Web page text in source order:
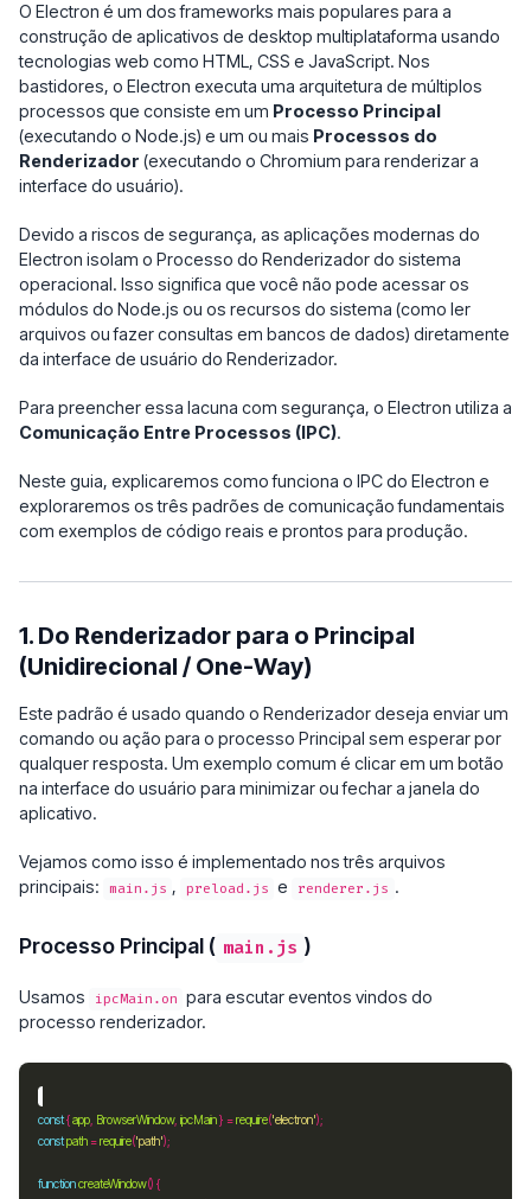
O Electron é um dos frameworks mais populares para a
construção de aplicativos de desktop multiplataforma usando
tecnologias web como HTML, CSS e JavaScript. Nos
bastidores, o Electron executa uma arquitetura de múltiplos
processos que consiste em um Processo Principal
(executando o Node.js) e um ou mais Processos do
Renderizador (executando o Chromium para renderizar a
interface do usuário).
Devido a riscos de segurança, as aplicações modernas do
Electron isolam o Processo do Renderizador do sistema
operacional. Isso significa que você não pode acessar os
módulos do Node.js ou os recursos do sistema (como ler
arquivos ou fazer consultas em bancos de dados) diretamente
da interface de usuário do Renderizador.
Para preencher essa lacuna com segurança, o Electron utiliza a
Comunicação Entre Processos (IPC).
Neste guia, explicaremos como funciona o IPC do Electron e
exploraremos os três padrões de comunicação fundamentais
com exemplos de código reais e prontos para produção.
1. Do Renderizador para o Principal
(Unidirecional / One-Way)
Este padrão é usado quando o Renderizador deseja enviar um
comando ou ação para o processo Principal sem esperar por
qualquer resposta. Um exemplo comum é clicar em um botão
na interface do usuário para minimizar ou fechar a janela do
aplicativo.
Vejamos como isso é implementado nos três arquivos
principais: main.js , preload.js e renderer.js .
Processo Principal ( main.js )
Usamos ipcMain.on para escutar eventos vindos do
processo renderizador.
const { app BrowserWindow, ipcMain } =require('electron'
constpath =require('path'
functioncreateWindow